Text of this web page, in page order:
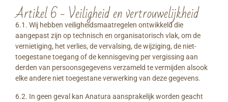
Artikel 6 - Veiligheid en vertrouwelijkheid
6.1. Wij hebben veiligheidsmaatregelen ontwikkeld die
aangepast zijn op technisch en organisatorisch vlak, om de
vernietiging, het verlies, de vervalsing, de wijziging, de niet-
toegestane toegang of de kennisgeving per vergissing aan
derden van persoonsgegevens verzameld te vermijden alsook
elke andere niet toegestane verwerking van deze gegevens.
6.2. In geen geval kan Anatura aansprakelijk worden geacht